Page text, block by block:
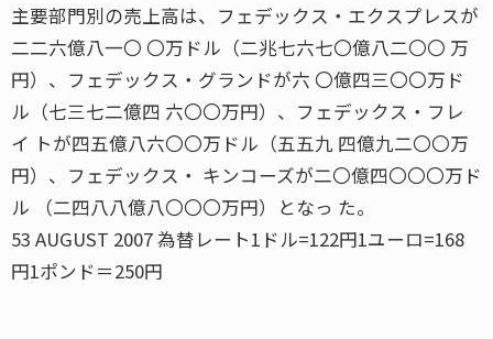
主要部門別の売上高は、フェデックス・エクスプレスが
二二六億八一〇 〇万ドル（二兆七六七〇億八二〇〇 万
円）、フェデックス・グランドが六 〇億四三〇〇万ド
ル（七三七二億四 六〇〇万円）、フェデックス・フレ
イ トが四五億八六〇〇万ドル（五五九 四億九二〇〇万
円）、フェデックス・ キンコーズが二〇億四〇〇〇万ド
ル （二四八八億八〇〇〇万円）となっ た。
53 AUGUST 2007 為替レート1ドル=122円1ユーロ=168
円1ポンド＝250円